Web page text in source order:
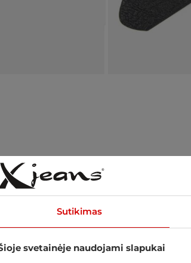
Raskite prekę parduotuvėje
Sutikimas
svetainėje naudojami slapukai